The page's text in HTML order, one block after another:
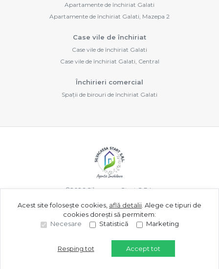
Apartamente de închiriat Galati
Apartamente de închiriat Galati, Mazepa 2
Case vile de închiriat
Case vile de închiriat Galati
Case vile de închiriat Galati, Central
Închirieri comercial
Spații de birouri de închiriat Galati
©2026Silvacassa Start S.R.L.
Site creat în
Acest site folosește cookies, află detalii Alege ce tipuri de
cookies dorești să permitem:
Necesare
Statistică Marketing
Resping tot Accept tot